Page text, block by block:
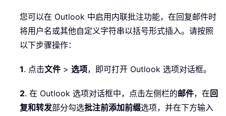
您可以在 Outlook 中启用内联批注功能，在回复邮件时
将用户名或其他自定义字符串以括号形式插入。请按照
以下步骤操作：
1. 点击文件 > 选项，即可打开 Outlook 选项对话框。
2. 在 Outlook 选项对话框中，点击左侧栏的邮件，在 回
复和转发部分勾选批注前添加前缀选项，并在下方输入